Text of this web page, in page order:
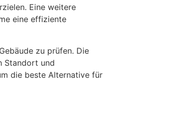
Eine weitere
eine effiziente
zu prüfen. Die
Standort und
die beste Alternative für